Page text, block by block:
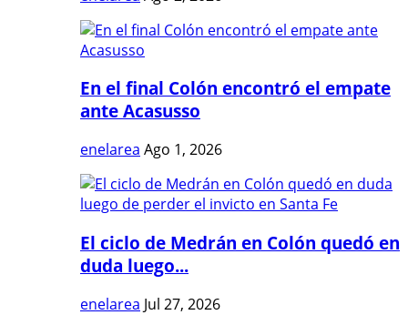
En el final Colón encontró el empate
ante Acasusso
enelarea Ago 1, 2026
El ciclo de Medrán en Colón quedó en
duda luego...
enelarea Jul 27, 2026